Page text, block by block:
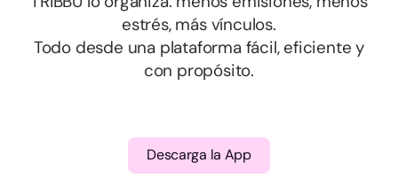
Granada
Huelva
Jaén
estrés, más vínculos.
Todo desde una plataforma fácil, eficiente y
con propósito.
Descarga la App